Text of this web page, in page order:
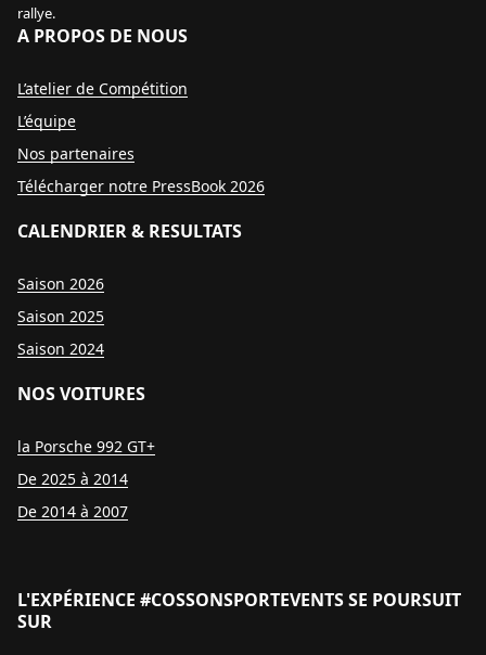
rallye.
A PROPOS DE NOUS
L’atelier de Compétition
L’équipe
Nos partenaires
Télécharger notre PressBook 2026
CALENDRIER & RESULTATS
Saison 2026
Saison 2025
Saison 2024
NOS VOITURES
la Porsche 992 GT+
De 2025 à 2014
De 2014 à 2007
L'EXPÉRIENCE #COSSONSPORTEVENTS SE POURSUIT
SUR